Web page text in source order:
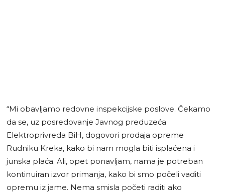
“Mi obavljamo redovne inspekcijske poslove. Čekamo
da se, uz posredovanje Javnog preduzeća
Elektroprivreda BiH, dogovori prodaja opreme
Rudniku Kreka, kako bi nam mogla biti isplaćena i
junska plaća. Ali, opet ponavljam, nama je potreban
kontinuiran izvor primanja, kako bi smo počeli vaditi
opremu iz jame. Nema smisla početi raditi ako